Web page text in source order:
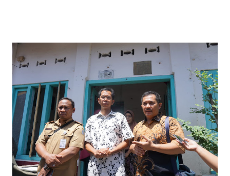
yang sebenarnya ada dana pinjaman lunak untuk mereka. "
Ketika saya menjalankan Reses di Blitar,Kediri dan
Tulungagung , banyak masyarakat sana tak mengetahui ada
dana pinjaman lunak di Bank UMKM untuk para pelaku
UMKM, karena sebenarnya jika Pemprov serius
memberikan sosialisasi sampai ke tingkat desa,maka saya
yakin masyarakat sangat senang sekali," ucap pria yang
akrab dipanggil Gus Udin tersebut. Apalagi menyambut
MEA, seharusnya pelaku UMKM sudah mengerti kalau ada